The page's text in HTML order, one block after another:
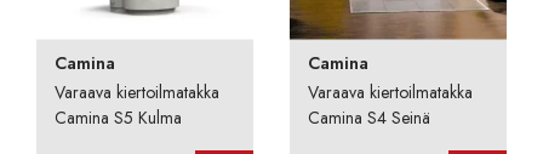
Camina
Varaava kiertoilmatakka
Camina S5 Kulma
Camina
Varaava kiertoilmatakka
Camina S4 Seinä